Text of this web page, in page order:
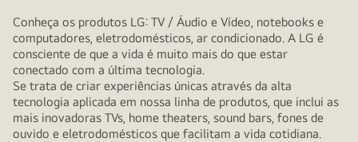
Conheça os produtos LG: TV / Áudio e Vídeo, notebooks e
computadores, eletrodomésticos, ar condicionado. A LG é
consciente de que a vida é muito mais do que estar
conectado com a última tecnologia.
Se trata de criar experiências únicas através da alta
tecnologia aplicada em nossa linha de produtos, que inclui as
mais inovadoras TVs, home theaters, sound bars, fones de
ouvido e eletrodomésticos que facilitam a vida cotidiana.